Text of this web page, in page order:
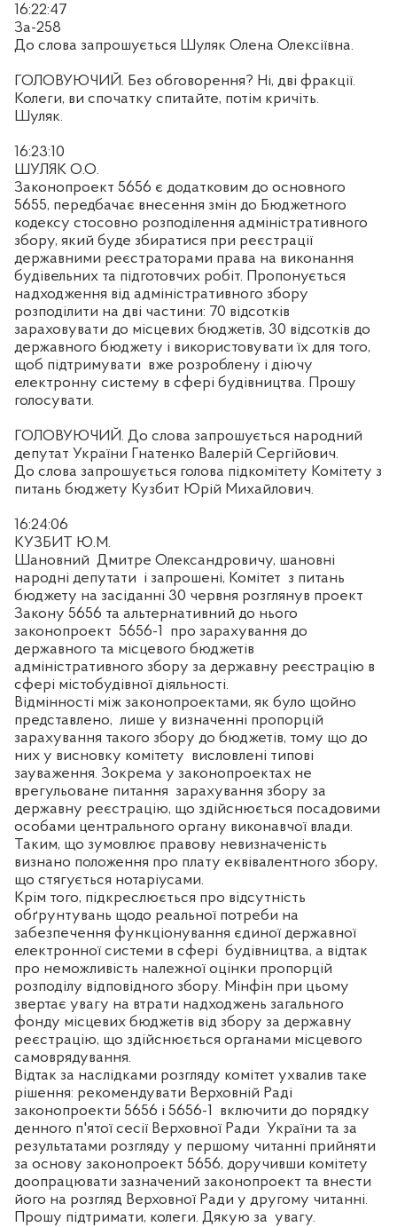
16:22:47
За-258
До слова запрошується Шуляк Олена Олексіївна.
ГОЛОВУЮЧИЙ. Без обговорення? Ні, дві фракції.
Колеги, ви спочатку спитайте, потім кричіть.
Шуляк.
16:23:10
ШУЛЯК О.О.
Законопроект 5656 є додатковим до основного
5655, передбачає внесення змін до Бюджетного
кодексу стосовно розподілення адміністративного
збору, який буде збиратися при реєстрації
державними реєстраторами права на виконання
будівельних та підготовчих робіт. Пропонується
надходження від адміністративного збору
розподілити на дві частини: 70 відсотків
зараховувати до місцевих бюджетів, 30 відсотків до
державного бюджету і використовувати їх для того,
щоб підтримувати вже розроблену і діючу
електронну систему в сфері будівництва. Прошу
голосувати.
ГОЛОВУЮЧИЙ. До слова запрошується народний
депутат України Гнатенко Валерій Сергійович.
До слова запрошується голова підкомітету Комітету з
питань бюджету Кузбит Юрій Михайлович.
16:24:06
КУЗБИТ Ю.М.
Шановний Дмитре Олександровичу, шановні
народні депутати і запрошені, Комітет з питань
бюджету на засіданні 30 червня розглянув проект
Закону 5656 та альтернативний до нього
законопроект 5656-1
про зарахування до
державного та місцевого бюджетів
адміністративного збору за державну реєстрацію в
сфері містобудівної діяльності.
Відмінності між законопроектами, як було щойно
представлено, лише у визначенні пропорцій
зарахування такого збору до бюджетів, тому що до
них у висновку комітету висловлені типові
зауваження. Зокрема у законопроектах не
врегульоване питання зарахування збору за
державну реєстрацію, що здійснюється посадовими
особами центрального органу виконавчої влади.
Таким, що зумовлює правову невизначеність
визнано положення про плату еквівалентного збору,
що стягується нотаріусами.
Крім того, підкреслюється про відсутність
обґрунтувань щодо реальної потреби на
забезпечення функціонування єдиної державної
електронної системи в сфері будівництва, а відтак
про неможливість належної оцінки пропорцій
розподілу відповідного збору. Мінфін при цьому
звертає увагу на втрати надходжень загального
фонду місцевих бюджетів від збору за державну
реєстрацію, що здійснюється органами місцевого
самоврядування.
Відтак за наслідками розгляду комітет ухвалив таке
рішення: рекомендувати Верховній Раді
законопроекти 5656 і 5656-1
включити до порядку
денного п'ятої сесії Верховної Ради України та за
результатами розгляду у першому читанні прийняти
за основу законопроект 5656, доручивши комітету
доопрацювати зазначений законопроект та внести
його на розгляд Верховної Ради у другому читанні.
Прошу підтримати, колеги. Дякую за увагу.